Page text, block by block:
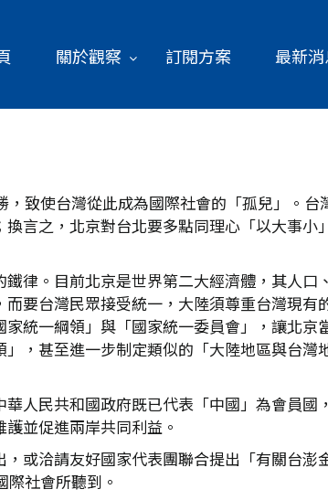
關於觀察 訂閱方案 最新
致使台灣從此成為國際社會的「孤兒」。
言之，北京對台北要多點同理心「以大事
鐵律。目前北京是世界第二大經濟體，其人
要台灣民眾接受統一，大陸須尊重台灣現
統一綱領」與「國家統一委員會」，讓北
，甚至進一步制定類似的「大陸地區與台
人民共和國政府既已代表「中國」為會員
並促進兩岸共同利益。
或洽請友好國家代表團聯合提出「有關台
社會所聽到。